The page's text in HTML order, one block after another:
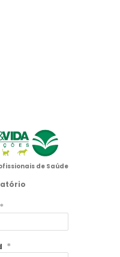
de Saúde
*
*